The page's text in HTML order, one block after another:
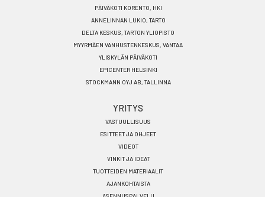
PÄIVÄKOTI KORENTO, HKI
ANNELINNAN LUKIO, TARTO
DELTA KESKUS, TARTON YLIOPISTO
MYYRMÄEN VANHUSTENKESKUS, VANTAA
YLISKYLÄN PÄIVÄKOTI
EPICENTER HELSINKI
STOCKMANN OYJ AB, TALLINNA
YRITYS
VASTUULLISUUS
ESITTEET JA OHJEET
VIDEOT
VINKIT JA IDEAT
TUOTTEIDEN MATERIAALIT
AJANKOHTAISTA